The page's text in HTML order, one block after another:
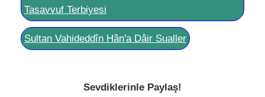
Tasavvuf Terbiyesi
Sultan Vahideddîn Hân'a Dâir Sualler
Sevdiklerinle Paylaş!